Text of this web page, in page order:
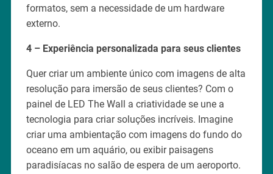
formatos, sem a necessidade de um hardware
externo.
4 – Experiência personalizada para seus clientes
Quer criar um ambiente único com imagens de alta
resolução para imersão de seus clientes? Com o
painel de LED The Wall a criatividade se une a
tecnologia para criar soluções incríveis. Imagine
criar uma ambientação com imagens do fundo do
oceano em um aquário, ou exibir paisagens
paradisíacas no salão de espera de um aeroporto.